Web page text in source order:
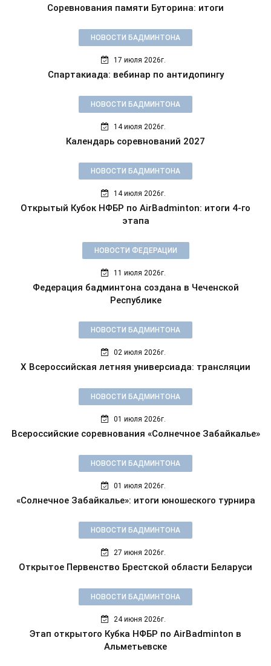
Соревнования памяти Буторина: итоги
НОВОСТИ БАДМИНТОНА
17 июля 2026г.
Спартакиада: вебинар по антидопингу
НОВОСТИ БАДМИНТОНА
14 июля 2026г.
Календарь соревнований 2027
НОВОСТИ БАДМИНТОНА
14 июля 2026г.
Открытый Кубок НФБР по AirBadminton: итоги 4-го
этапа
НОВОСТИ ФЕДЕРАЦИИ
11 июля 2026г.
Федерация бадминтона создана в Чеченской
Республике
НОВОСТИ БАДМИНТОНА
02 июля 2026г.
X Всероссийская летняя универсиада: трансляции
НОВОСТИ БАДМИНТОНА
01 июля 2026г.
Всероссийские соревнования «Солнечное Забайкалье»
НОВОСТИ БАДМИНТОНА
01 июля 2026г.
«Солнечное Забайкалье»: итоги юношеского турнира
НОВОСТИ БАДМИНТОНА
27 июня 2026г.
Открытое Первенство Брестской области Беларуси
НОВОСТИ БАДМИНТОНА
24 июня 2026г.
Этап открытого Кубка НФБР по AirBadminton в
Альметьевске